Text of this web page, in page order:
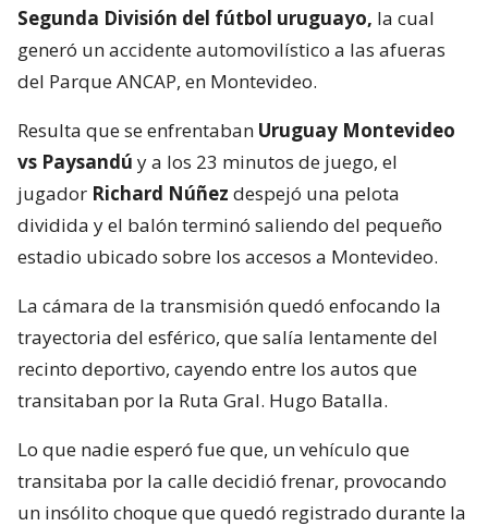
Segunda División del fútbol uruguayo, la cual
generó un accidente automovilístico a las afueras
del Parque ANCAP, en Montevideo.
Resulta que se enfrentaban Uruguay Montevideo
vs Paysandú y a los 23 minutos de juego, el
jugador Richard Núñez despejó una pelota
dividida y el balón terminó saliendo del pequeño
estadio ubicado sobre los accesos a Montevideo.
La cámara de la transmisión quedó enfocando la
trayectoria del esférico, que salía lentamente del
recinto deportivo, cayendo entre los autos que
transitaban por la Ruta Gral. Hugo Batalla.
Lo que nadie esperó fue que, un vehículo que
transitaba por la calle decidió frenar, provocando
un insólito choque que quedó registrado durante la